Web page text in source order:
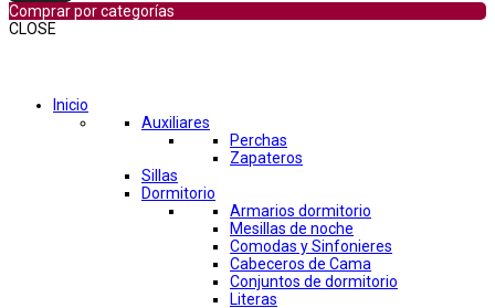
Comprar por categorías
CLOSE
Inicio
Auxiliares
Perchas
Zapateros
Sillas
Dormitorio
Armarios dormitorio
Mesillas de noche
Comodas y Sinfonieres
Cabeceros de Cama
Conjuntos de dormitorio
Literas